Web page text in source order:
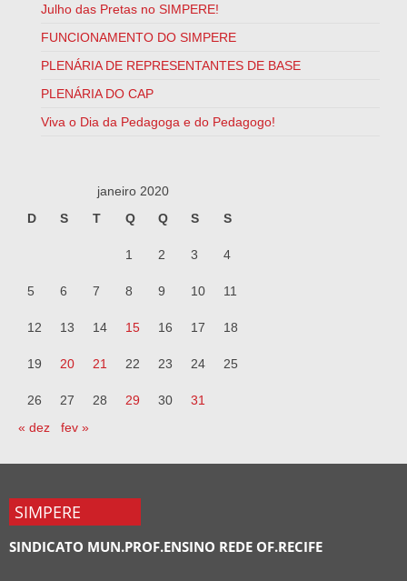
Julho das Pretas no SIMPERE!
FUNCIONAMENTO DO SIMPERE
PLENÁRIA DE REPRESENTANTES DE BASE
PLENÁRIA DO CAP
Viva o Dia da Pedagoga e do Pedagogo!
janeiro 2020
D
S T Q Q S S
1 2 3 4
5 6 7 8 9 10 11
12 13 14 15 16 17 18
19 20 21 22 23 24 25
26 27 28 29 30
31
« dez
fev »
SIMPERE
SINDICATO MUN.PROF.ENSINO REDE OF.RECIFE